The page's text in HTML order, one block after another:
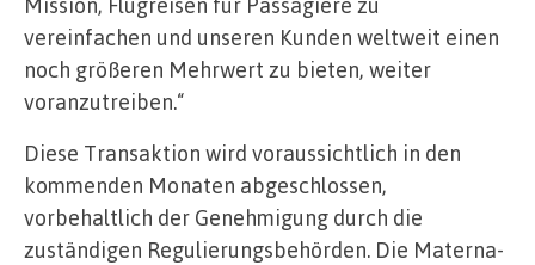
vereinfachen und unseren Kunden weltweit einen
noch größeren Mehrwert zu bieten, weiter
voranzutreiben.“
Diese Transaktion wird voraussichtlich in den
kommenden Monaten abgeschlossen,
vorbehaltlich der Genehmigung durch die
zuständigen Regulierungsbehörden. Die Materna-